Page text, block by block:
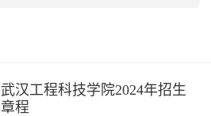
武汉工程科技学院2024年招生
章程